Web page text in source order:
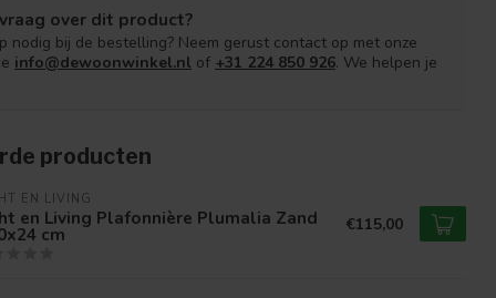
over dit product?
nodig bij de bestelling? Neem gerust contact op met onze
info@dewoonwinkel.nl of +31 224 850 926. We helpen je
producten
EN LIVING
en Living Plafonnière Plumalia Zand
cm €115,00